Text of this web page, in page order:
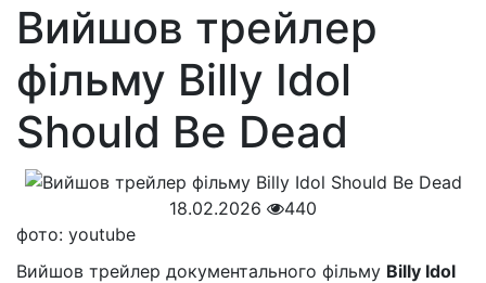
Вийшов трейлер
фільму Billy Idol
Should Be Dead
18.02.2026
440
фото: youtube
Вийшов трейлер документального фільму Billy Idol